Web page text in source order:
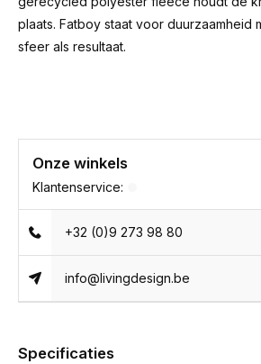
plaats. Fatboy staat voor duurzaamheid
sfeer als resultaat.
Onze winkels
Klantenservice:
+32 (0)9 273 98 80
info@livingdesign.be
Specificaties